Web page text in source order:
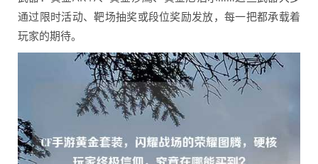
通过限时活动、靶场抽奖或段位奖励发放，每一把都承载着
玩家的期待。